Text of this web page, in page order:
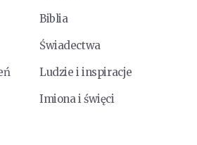
Biblia
Świadectwa
Ludzie i inspiracje
Imiona i święci